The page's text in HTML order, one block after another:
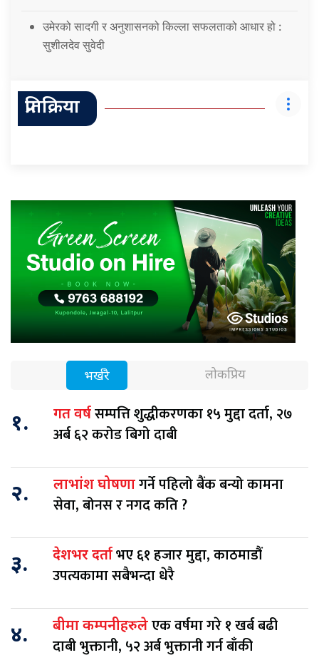
उमेरको सादगी र अनुशासनको किल्ला सफलताको आधार हो :
सुशीलदेव सुवेदी
प्रतिक्रिया
भर्खरै लोकप्रिय
१. गत वर्षसम्पत्ति शुद्धीकरणका १५ मुद्दा दर्ता, २७
अर्ब ६२ करोड बिगो दाबी
२. लाभांश घोषणागर्ने पहिलो बैंक बन्यो कामना
सेवा, बोनस र नगद कति ?
३. देशभर दर्ताभए ६१ हजार मुद्दा, काठमाडौं
उपत्यकामा सबैभन्दा धेरै
४. बीमा कम्पनीहरुलेएक वर्षमा गरे १ खर्ब बढी
दाबी भुक्तानी, ५२ अर्ब भुक्तानी गर्न बाँकी